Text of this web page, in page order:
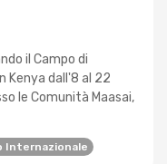
il Campo di
Kenya dall'8 al 22
le Comunità Maasai,
Internazionale